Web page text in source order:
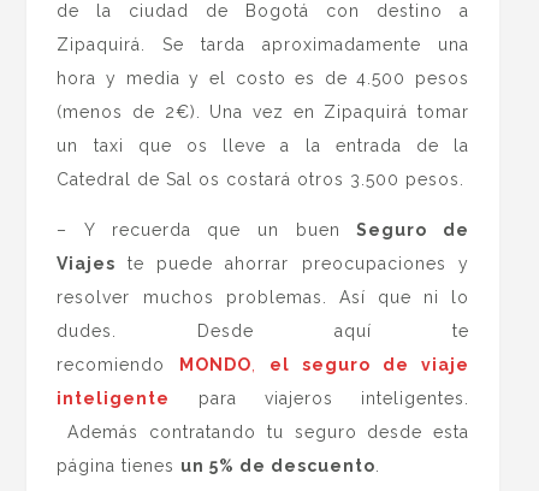
de la ciudad de Bogotá con destino a
Zipaquirá. Se tarda aproximadamente una
hora y media y el costo es de 4.500 pesos
(menos de 2€). Una vez en Zipaquirá tomar
un taxi que os lleve a la entrada de la
Catedral de Sal os costará otros 3.500 pesos.
– Y recuerda que un buenSeguro de
Viajes te puede ahorrar preocupaciones y
resolver muchos problemas. Así que ni lo
dudes. Desde aquí te
recomiendo
MONDO, el seguro de viaje
inteligente
para viajeros inteligentes.
Además contratando tu seguro desde esta
página tienes un 5% de descuento.